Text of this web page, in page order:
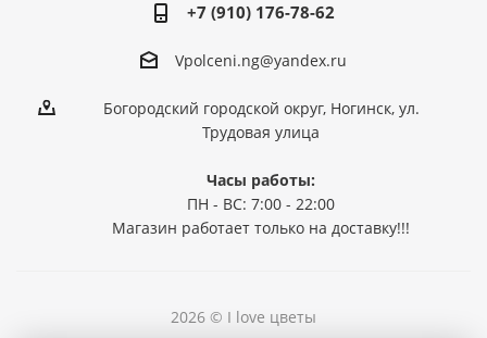
+7 (910) 176-78-62
Vpolceni.ng@yandex.ru
Богородский городской округ, Ногинск, ул.
Трудовая улица
Часы работы:
ПН - ВС: 7:00 - 22:00
Магазин работает только на доставку!!!
2026 © I love цветы